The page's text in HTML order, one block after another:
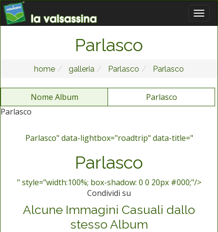
Parlasco
home galleria Parlasco Parlasco
Nome Album
Parlasco
Parlasco
Parlasco" data-lightbox="roadtrip" data-title="
Parlasco
" style="width:100%; box-shadow: 0 0 20px #000;"/>
Condividi su
Alcune Immagini Casuali dallo
stesso Album